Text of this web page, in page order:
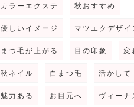
カラーエクステ 秋おすすめ
優しいイメージ マツエクデザイ
まつ毛が上がる 目の印象 変
秋ネイル 自まつ毛 活かして
魅力ある お目元へ ヴィーナ